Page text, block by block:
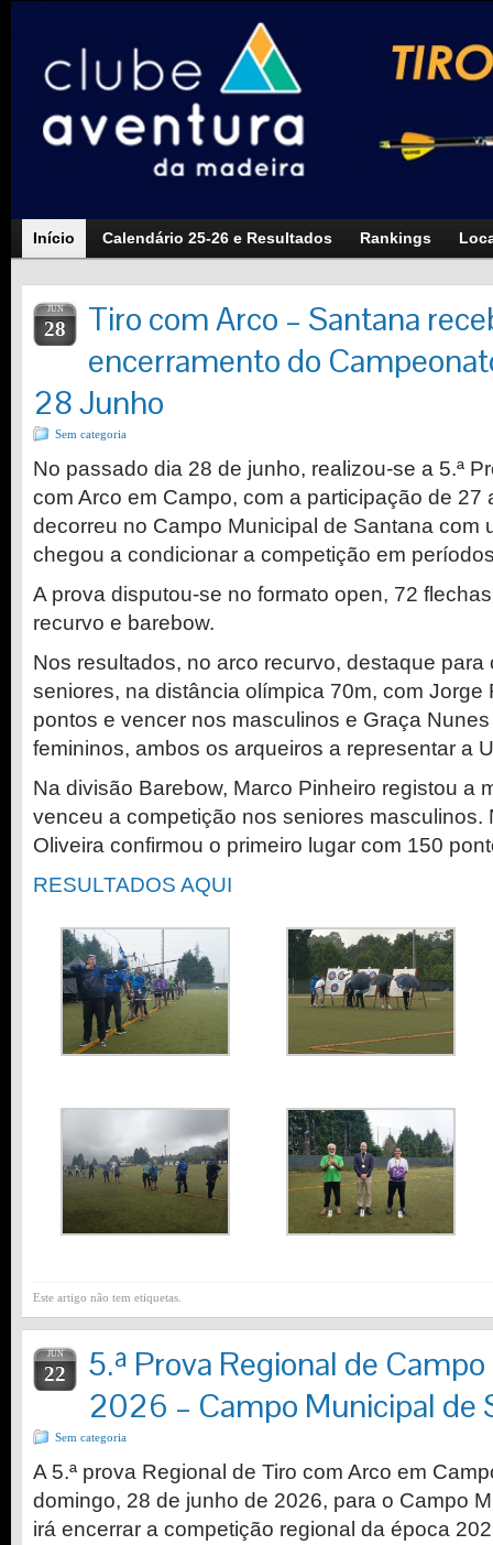
Início Calendário 25-26 e Resultados Rankings
JUN
28
Tiro com Arco – Santana
encerramento do
28 Junho
Sem categoria
No passado dia 28 de junho, realizou-se a 5.ª
com Arco em Campo, com a participação de 27
decorreu no Campo Municipal de Santana com
chegou a condicionar a competição em
A prova disputou-se no formato open, 72
recurvo e barebow.
Nos resultados, no arco recurvo, destaque
seniores, na distância olímpica 70m, com Jorge
pontos e vencer nos masculinos e Graça
femininos, ambos os arqueiros a representar a
Na divisão Barebow, Marco Pinheiro registou a
venceu a competição nos seniores masculinos.
Oliveira confirmou o primeiro lugar com 150
RESULTADOS AQUI
Este artigo não tem etiquetas.
JUN
22
5.ª Prova Regional de
2026 – Campo Municipal de
Sem categoria
A 5.ª prova Regional de Tiro com Arco em
domingo, 28 de junho de 2026, para o Campo
irá encerrar a competição regional da época